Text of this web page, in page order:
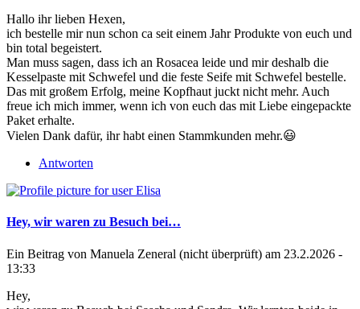
Hallo ihr lieben Hexen,
ich bestelle mir nun schon ca seit einem Jahr Produkte von euch und
bin total begeistert.
Man muss sagen, dass ich an Rosacea leide und mir deshalb die
Kesselpaste mit Schwefel und die feste Seife mit Schwefel bestelle.
Das mit großem Erfolg, meine Kopfhaut juckt nicht mehr. Auch
freue ich mich immer, wenn ich von euch das mit Liebe eingepackte
Paket erhalte.
Vielen Dank dafür, ihr habt einen Stammkunden mehr.😃
Antworten
Hey, wir waren zu Besuch bei…
Ein Beitrag von Manuela Zeneral (nicht überprüft) am 23.2.2026 -
13:33
Hey,